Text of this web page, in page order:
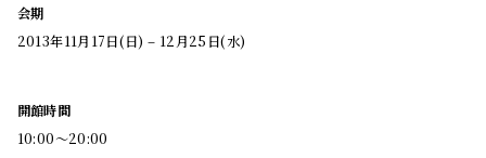
会期
2013年11月17日(日) – 12月25日(水)
開館時間
10:00～20:00